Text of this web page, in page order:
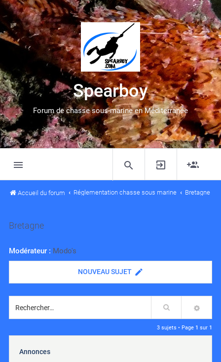
Spearboy
Forum de chasse sous-marine en Méditerranée
Accueil du forum Réglementation chasse sous marine Bretagne
Bretagne
Modérateur : Modo's
NOUVEAU SUJET
Rechercher
3 sujets • Page 1 sur 1
Annonces